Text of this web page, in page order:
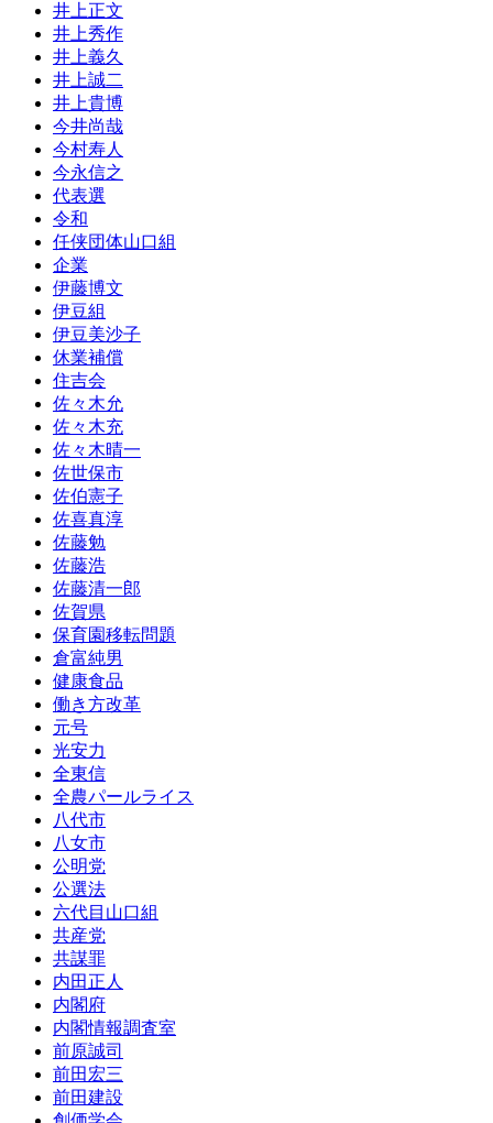
井上正文
井上秀作
井上義久
井上誠二
井上貴博
今井尚哉
今村寿人
今永信之
代表選
令和
任侠団体山口組
企業
伊藤博文
伊豆組
伊豆美沙子
休業補償
住吉会
佐々木允
佐々木充
佐々木晴一
佐世保市
佐伯憲子
佐喜真淳
佐藤勉
佐藤浩
佐藤清一郎
佐賀県
保育園移転問題
倉富純男
健康食品
働き方改革
元号
光安力
全東信
全農パールライス
八代市
八女市
公明党
公選法
六代目山口組
共産党
共謀罪
内田正人
内閣府
内閣情報調査室
前原誠司
前田宏三
前田建設